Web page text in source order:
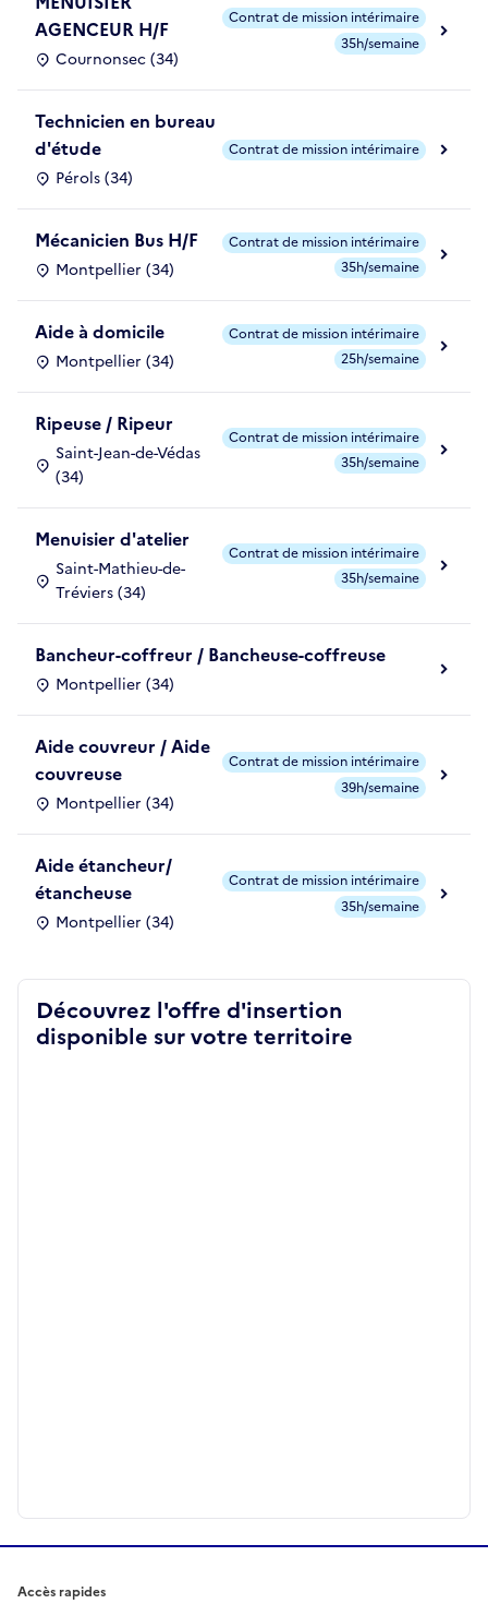
AGENCEUR H/F
Cournonsec (34)
Contrat de mission intérimaire
35h/semaine
Technicien en bureau
d'étude
Pérols (34)
Contrat de mission intérimaire
Mécanicien Bus H/F
Montpellier (34)
Contrat de mission intérimaire
35h/semaine
Aide à domicile
Montpellier (34)
Contrat de mission intérimaire
25h/semaine
Ripeuse / Ripeur
Saint-Jean-de-Védas
(34)
Contrat de mission intérimaire
35h/semaine
Menuisier d'atelier
Saint-Mathieu-de-
Tréviers (34)
Contrat de mission intérimaire
35h/semaine
Bancheur-coffreur / Bancheuse-coffreuse
Montpellier (34)
Aide couvreur / Aide
couvreuse
Montpellier (34)
Contrat de mission intérimaire
39h/semaine
Aide étancheur/
étancheuse
Montpellier (34)
Contrat de mission intérimaire
35h/semaine
Découvrez l'offre d'insertion
disponible sur votre territoire
Accès rapides